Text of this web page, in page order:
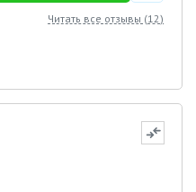
Читать все отзывы (12)